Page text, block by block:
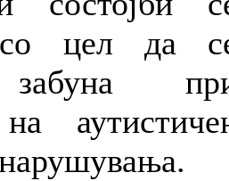
со цел да
забуна